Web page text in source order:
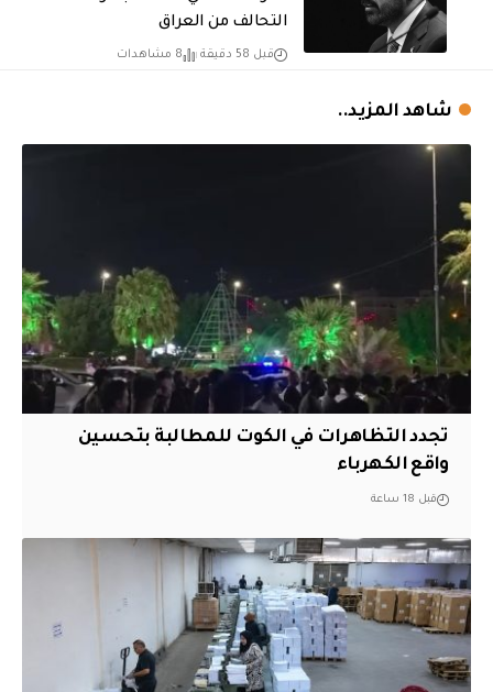
التحالف من العراق
قبل 58 دقيقة 8 مشاهدات
شاهد المزيد..
تجدد التظاهرات في الكوت للمطالبة بتحسين
واقع الكهرباء
قبل 18 ساعة